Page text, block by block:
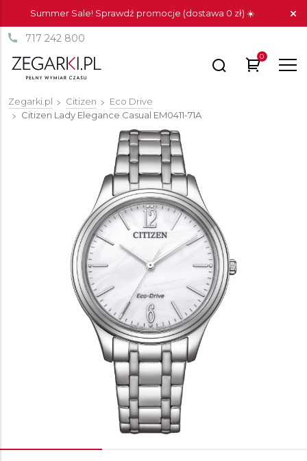
Summer Sale! Sprawdź promocje (dostawa 0 zł) ☀️
717 242 800
0
Zegarki.pl Citizen
Eco Drive
Citizen Lady Elegance Casual EM0411-71A